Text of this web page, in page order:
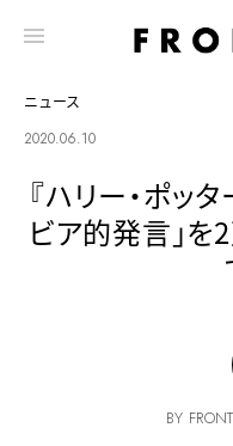
ニュース
2020.06.10
『ハリー・ポッタ
ビア的発言」を
BY